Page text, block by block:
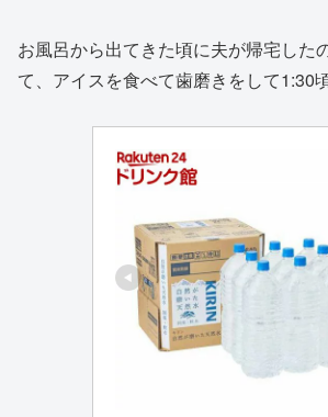
お風呂から出てきた頃に夫が帰宅した
て、アイスを食べて歯磨きをして1:30